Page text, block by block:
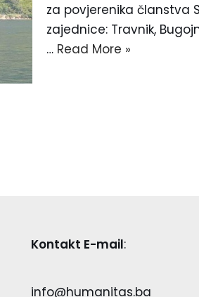
za povjerenika članstva
zajednice: Travnik,
… Read More »
Kontakt E-mail:
info@humanitas.ba